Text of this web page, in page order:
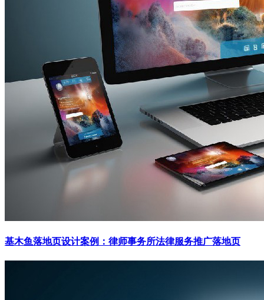
基木鱼落地页设计案例：律师事务所法律服务推广落地页